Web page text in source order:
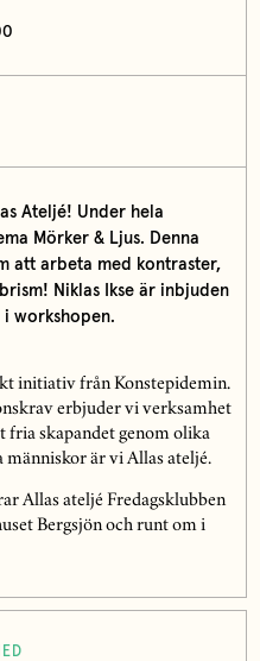
Ateljé! Under hela
Mörker & Ljus. Denna
att arbeta med kontraster,
Niklas Ikse är inbjuden
i workshopen.
initiativ från Konstepidemin.
erbjuder vi verksamhet
fria skapandet genom olika
är vi Allas ateljé.
Allas ateljé Fredagsklubben
Bergsjön och runt om i